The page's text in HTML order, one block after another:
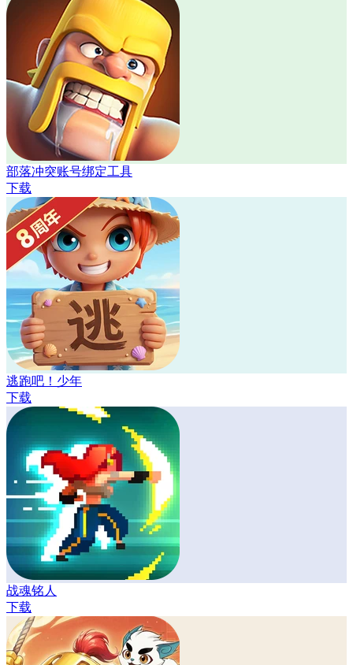
部落冲突账号绑定工具
下载
逃跑吧！少年
下载
战魂铭人
下载